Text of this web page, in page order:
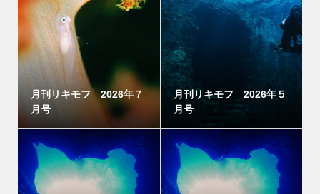
月刊リキモフ 2026年７
月号
月刊リキモフ 2026年５
月号